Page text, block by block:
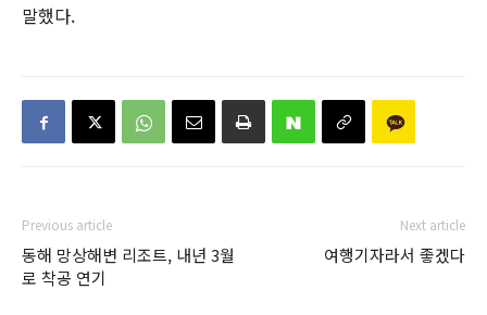
말했다.
Previous article
동해 망상해변 리조트, 내년 3월
로 착공 연기
Next article
여행기자라서 좋겠다